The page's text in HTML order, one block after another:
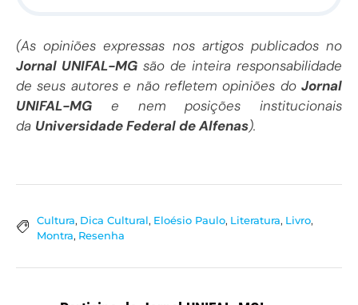
(As opiniões expressas nos artigos publicados no
Jornal UNIFAL-MG são de inteira responsabilidade
de seus autores e não refletem opiniões do Jornal
UNIFAL-MG e nem posições institucionais
da Universidade Federal de Alfenas).
Cultura, Dica Cultural, Eloésio Paulo, Literatura, Livro,
Montra, Resenha